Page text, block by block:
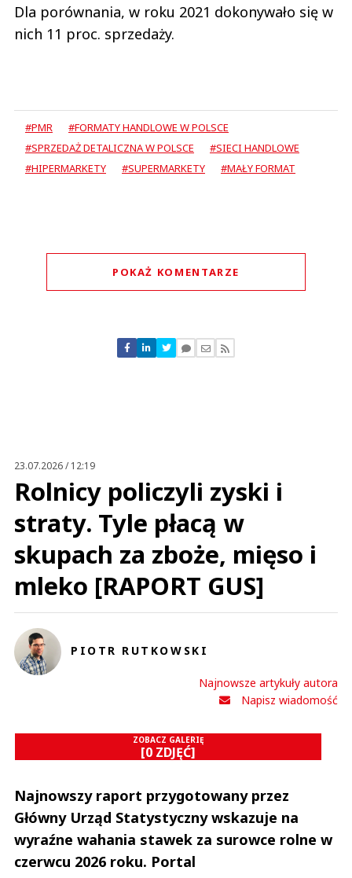
Dla porównania, w roku 2021 dokonywało się w
nich 11 proc. sprzedaży.
#PMR
#FORMATY HANDLOWE W POLSCE
#SPRZEDAŻ DETALICZNA W POLSCE
#SIECI HANDLOWE
#HIPERMARKETY
#SUPERMARKETY #MAŁY FORMAT
POKAŻ KOMENTARZE
Nie znaleziono komentarzy
Zostaw swoje komentarze
23.07.2026 / 12:19
Rolnicy policzyli zyski i
straty. Tyle płacą w
skupach za zboże, mięso i
mleko [RAPORT GUS]
PIOTR RUTKOWSKI
Najnowsze artykuły autora
Napisz wiadomość
ZOBACZ GALERIĘ
[0 ZDJĘĆ]
Najnowszy raport przygotowany przez
Główny Urząd Statystyczny wskazuje na
wyraźne wahania stawek za surowce rolne w
czerwcu 2026 roku. Portal